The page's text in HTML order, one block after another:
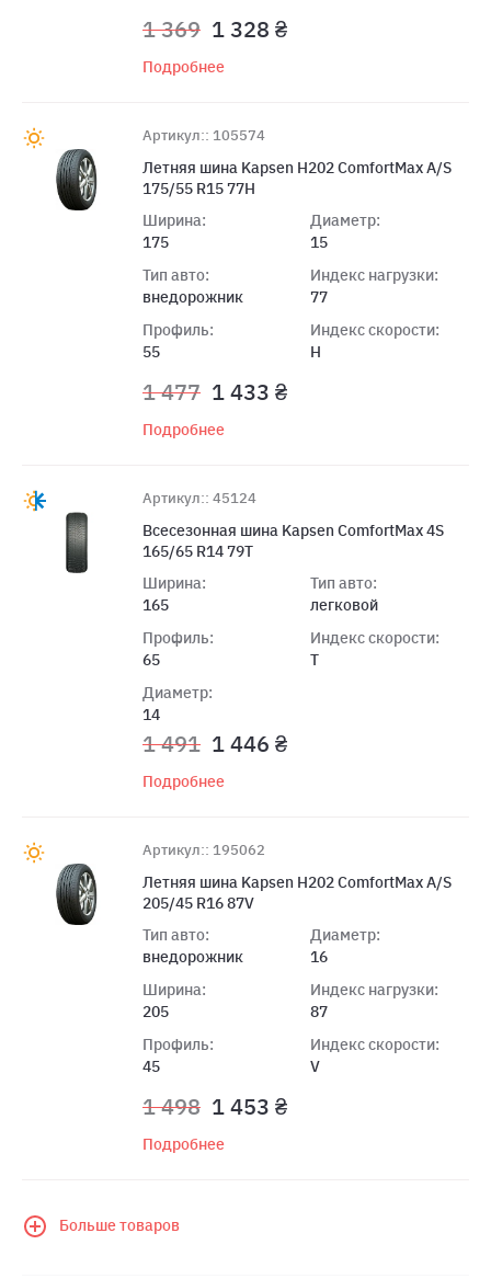
1 369 1 328 ₴
Подробнее
Артикул:: 105574
Летняя шина Kapsen H202 ComfortMax A/S
175/55 R15 77H
Ширина:
175
Тип авто:
внедорожник
Профиль:
55
Диаметр:
15
Индекс нагрузки:
77
Индекс скорости:
H
1 477 1 433 ₴
Подробнее
Артикул:: 45124
Всесезонная шина Kapsen ComfortMax 4S
165/65 R14 79T
Ширина:
165
Профиль:
65
Диаметр:
14
Тип авто:
легковой
Индекс скорости:
T
1 491 1 446 ₴
Подробнее
Артикул:: 195062
Летняя шина Kapsen H202 ComfortMax A/S
205/45 R16 87V
Тип авто:
внедорожник
Ширина:
205
Профиль:
45
Диаметр:
16
Индекс нагрузки:
87
Индекс скорости:
V
1 498 1 453 ₴
Подробнее
Больше товаров